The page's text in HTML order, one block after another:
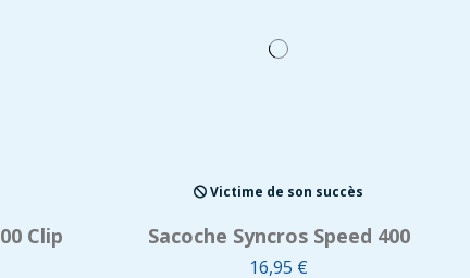
Clip
Victime de son succès
Sacoche Syncros Speed 400
16,95 €